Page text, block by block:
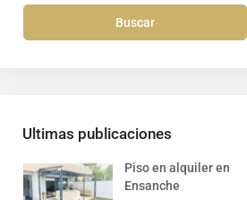
Buscar
Ultimas publicaciones
Piso en alquiler en
Ensanche